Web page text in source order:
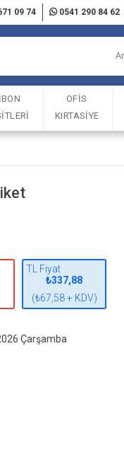
09 74 0541 290 84 62
OFİS
KIRTASİYE
TL Fiyat
₺337,88
(₺67,58 + KDV)
Çarşamba